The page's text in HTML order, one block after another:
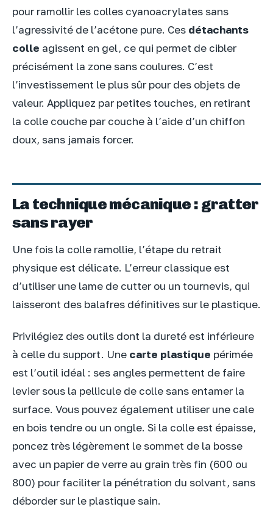
pour ramollir les colles cyanoacrylates sans
l’agressivité de l’acétone pure. Ces détachants
colle agissent en gel, ce qui permet de cibler
précisément la zone sans coulures. C’est
l’investissement le plus sûr pour des objets de
valeur. Appliquez par petites touches, en retirant
la colle couche par couche à l’aide d’un chiffon
doux, sans jamais forcer.
La technique mécanique : gratter
sans rayer
Une fois la colle ramollie, l’étape du retrait
physique est délicate. L’erreur classique est
d’utiliser une lame de cutter ou un tournevis, qui
laisseront des balafres définitives sur le plastique.
Privilégiez des outils dont la dureté est inférieure
à celle du support. Une carte plastique périmée
est l’outil idéal : ses angles permettent de faire
levier sous la pellicule de colle sans entamer la
surface. Vous pouvez également utiliser une cale
en bois tendre ou un ongle. Si la colle est épaisse,
poncez très légèrement le sommet de la bosse
avec un papier de verre au grain très fin (600 ou
800) pour faciliter la pénétration du solvant, sans
déborder sur le plastique sain.